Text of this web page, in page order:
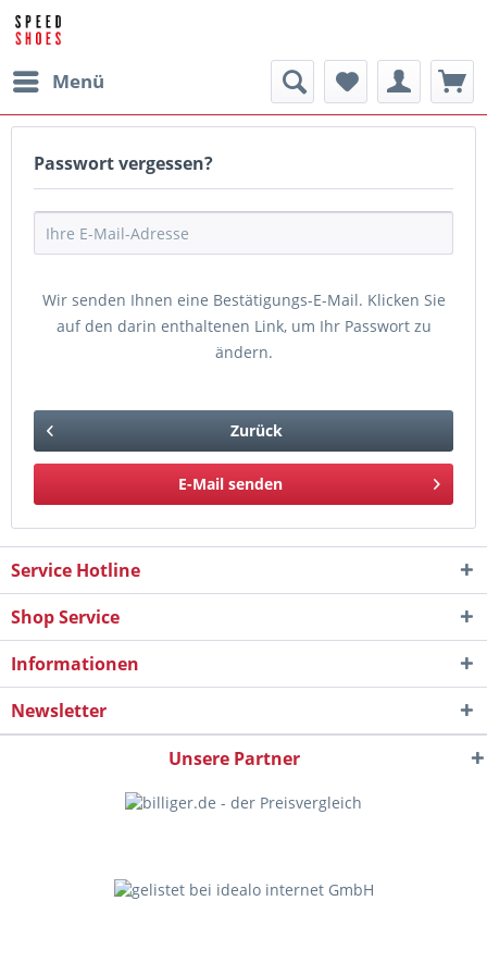
Menü
Passwort vergessen?
Wir senden Ihnen eine Bestätigungs-E-Mail. Klicken Sie
auf den darin enthaltenen Link, um Ihr Passwort zu
ändern.
Zurück
E-Mail senden
Service Hotline
Shop Service
Informationen
Newsletter
Unsere Partner